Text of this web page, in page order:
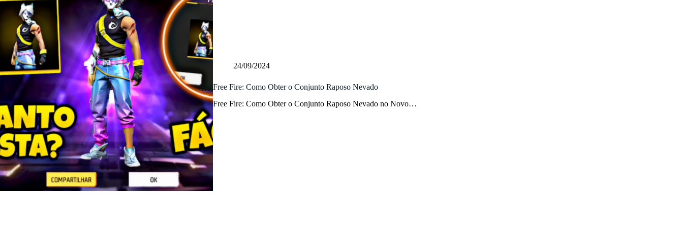
24/09/2024
Free Fire: Como Obter o Conjunto Raposo Nevado
Free Fire: Como Obter o Conjunto Raposo Nevado no Novo…